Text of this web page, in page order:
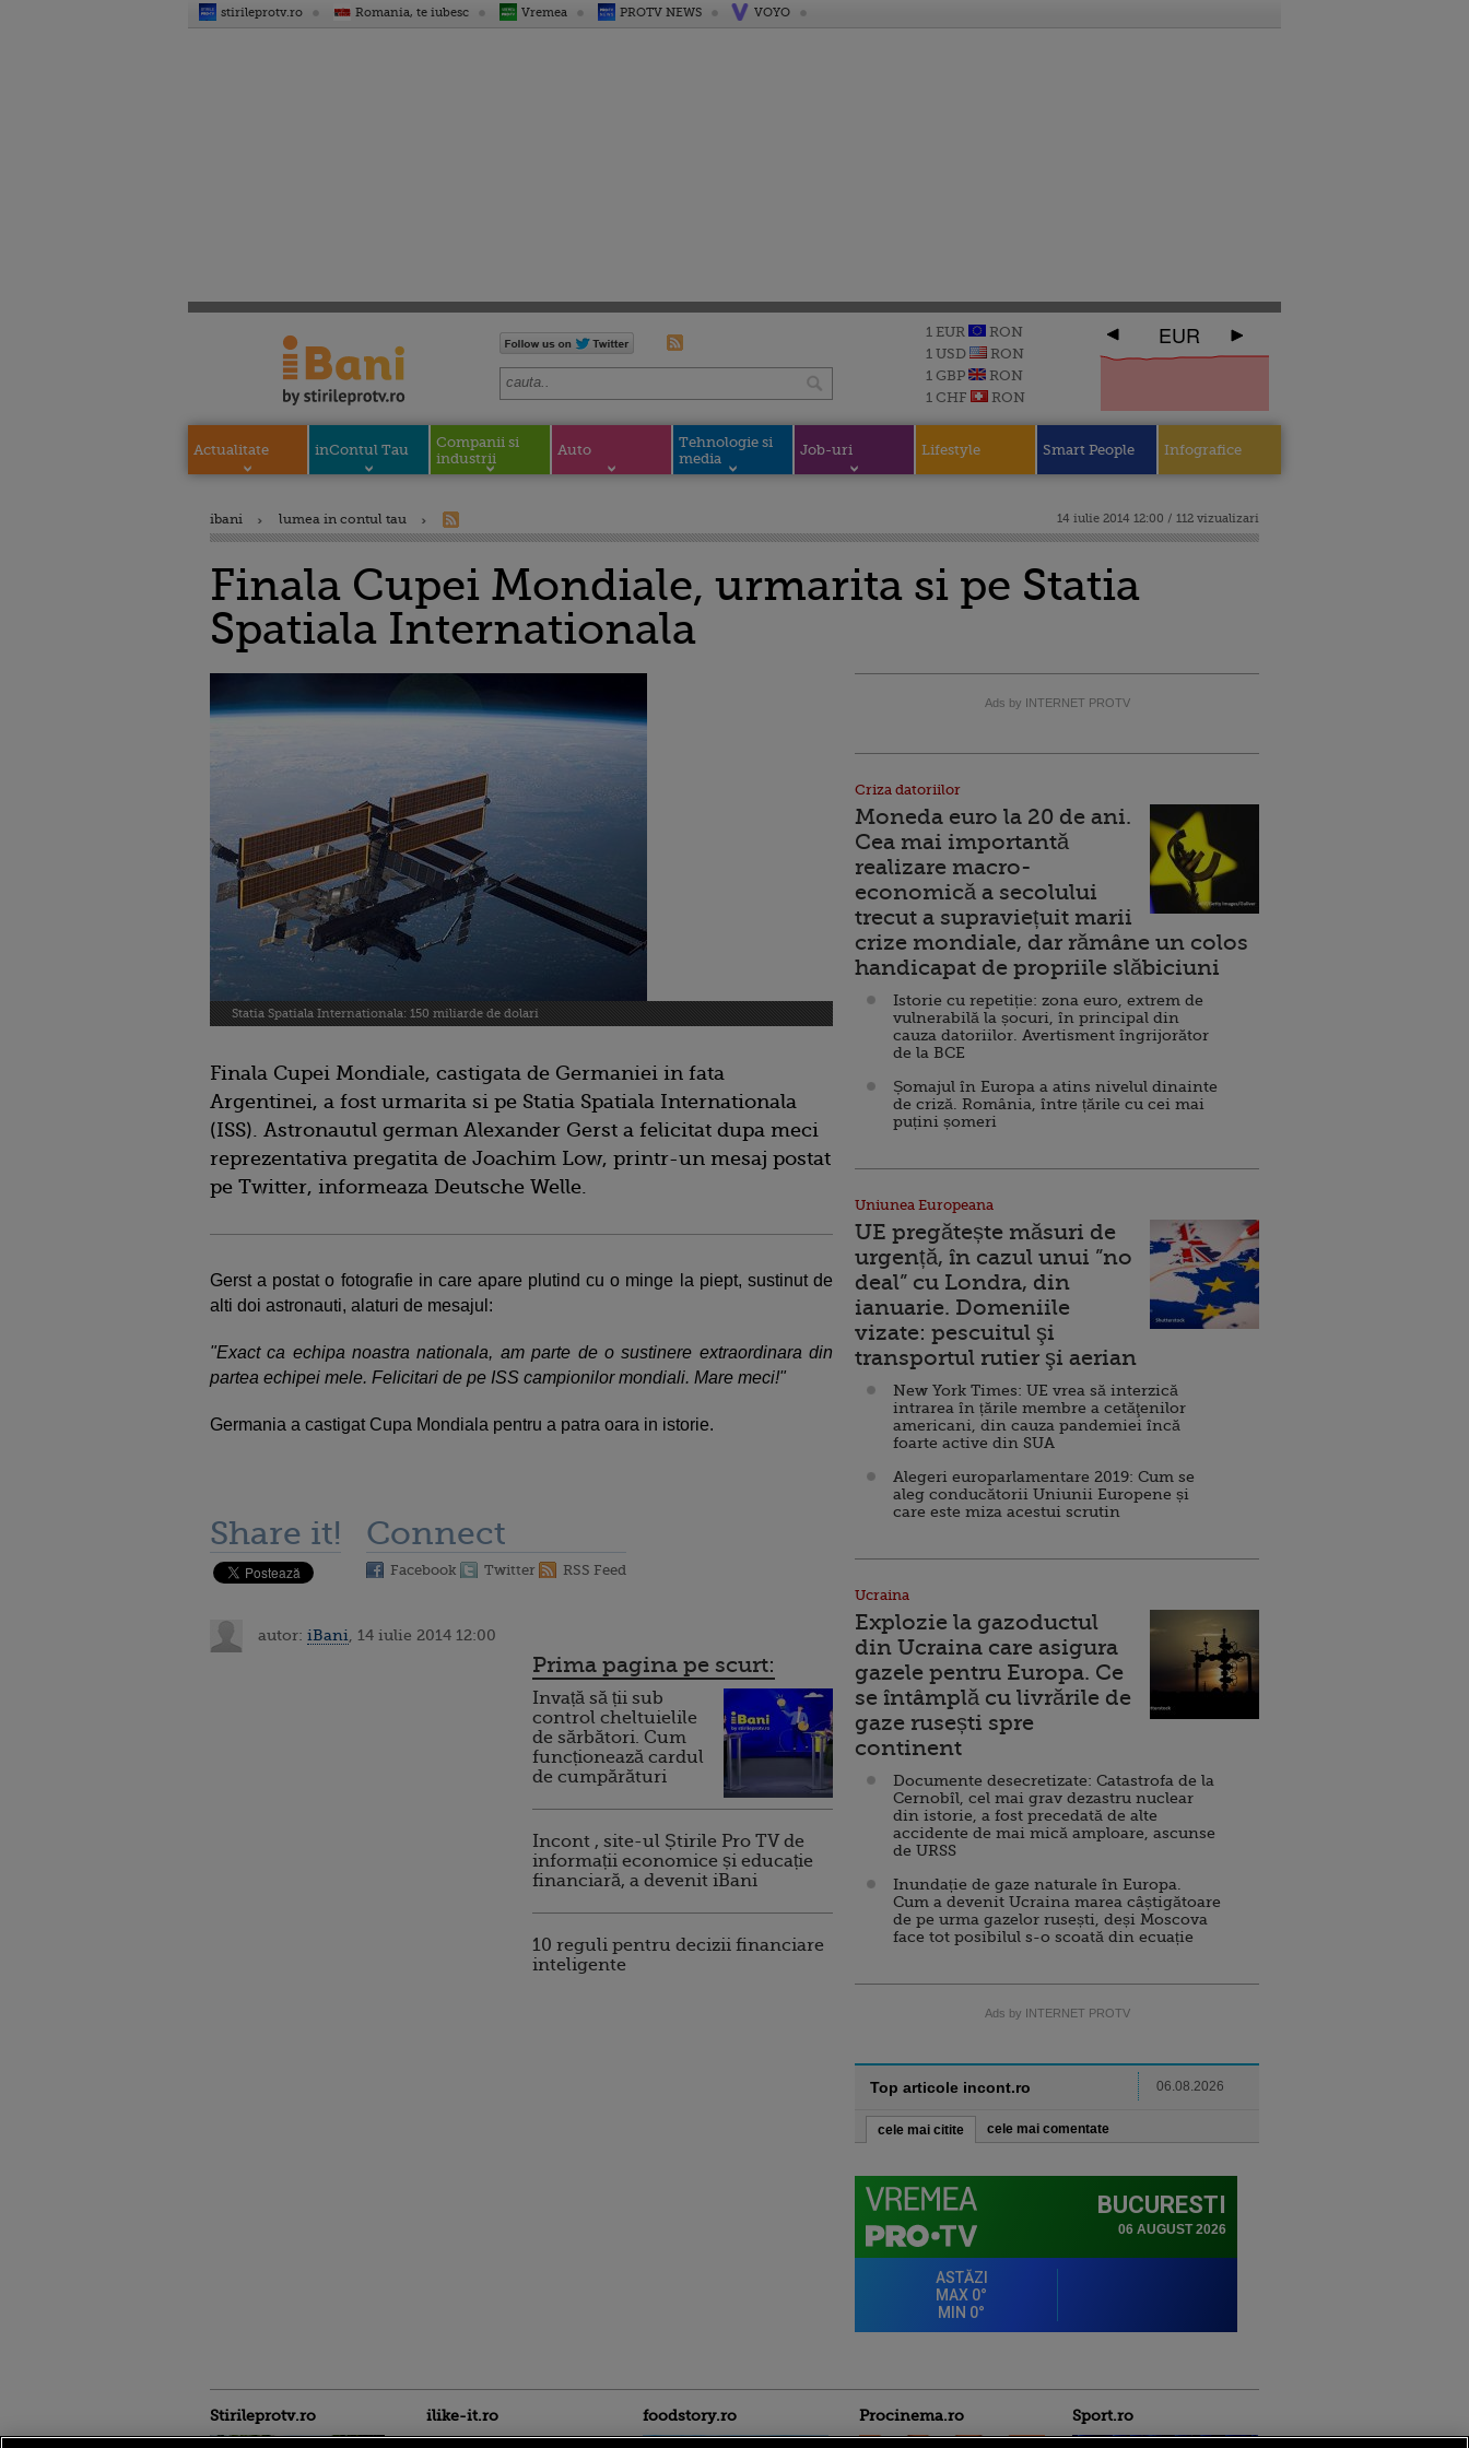
stirileprotv.ro Romania, te iubesc Vremea PROTV NEWS VOYO
1 EUR
RON
1 USD
RON
1 GBP
RON
1 CHF
RON
EUR
Actualitate inContul Tau
Companii si
industrii
Auto
Tehnologie si
media
Job-uri Lifestyle Smart People Infografice
ibani lumea in contul tau 14 iulie 2014 12:00 / 112 vizualizari
Finala Cupei Mondiale, urmarita si pe Statia
Spatiala Internationala
Statia Spatiala Internationala: 150 miliarde de dolari
Finala Cupei Mondiale, castigata de Germaniei in fata
Argentinei, a fost urmarita si pe Statia Spatiala Internationala
(ISS). Astronautul german Alexander Gerst a felicitat dupa meci
reprezentativa pregatita de Joachim Low, printr-un mesaj postat
pe Twitter, informeaza Deutsche Welle.
Gerst a postat o fotografie in care apare plutind cu o minge la piept, sustinut de
alti doi astronauti, alaturi de mesajul:
"Exact ca echipa noastra nationala, am parte de o sustinere extraordinara din
partea echipei mele. Felicitari de pe ISS campionilor mondiali. Mare meci!"
Germania a castigat Cupa Mondiala pentru a patra oara in istorie.
Share it! Connect
Facebook Twitter RSS Feed
autor: iBani , 14 iulie 2014 12:00
Prima pagina pe scurt:
Invață să ții sub
control cheltuielile
de sărbători. Cum
funcționează cardul
de cumpărături
Incont , site-ul Știrile Pro TV de
informații economice și educație
financiară, a devenit iBani
10 reguli pentru decizii financiare
inteligente
Ads by INTERNET PROTV
Criza datoriilor
Moneda euro la 20 de ani.
Cea mai importantă
realizare macro-
economică a secolului
trecut a supraviețuit marii
crize mondiale, dar rămâne un colos
handicapat de propriile slăbiciuni
Istorie cu repetiție: zona euro, extrem de
vulnerabilă la șocuri, în principal din
cauza datoriilor. Avertisment îngrijorător
de la BCE
Șomajul în Europa a atins nivelul dinainte
de criză. România, între țările cu cei mai
puțini șomeri
Uniunea Europeana
UE pregătește măsuri de
urgență, în cazul unui ”no
deal” cu Londra, din
ianuarie. Domeniile
vizate: pescuitul şi
transportul rutier şi aerian
New York Times: UE vrea să interzică
intrarea în țările membre a cetăţenilor
americani, din cauza pandemiei încă
foarte active din SUA
Alegeri europarlamentare 2019: Cum se
aleg conducătorii Uniunii Europene și
care este miza acestui scrutin
Ucraina
Explozie la gazoductul
din Ucraina care asigura
gazele pentru Europa. Ce
se întâmplă cu livrările de
gaze rusești spre
continent
Documente desecretizate: Catastrofa de la
Cernobîl, cel mai grav dezastru nuclear
din istorie, a fost precedată de alte
accidente de mai mică amploare, ascunse
de URSS
Inundație de gaze naturale în Europa.
Cum a devenit Ucraina marea câștigătoare
de pe urma gazelor rusești, deși Moscova
face tot posibilul s-o scoată din ecuație
Ads by INTERNET PROTV
Top articole incont.ro 06.08.2026
cele mai citite cele mai comentate
Stirileprotv.ro ilike-it.ro foodstory.ro Procinema.ro Sport.ro